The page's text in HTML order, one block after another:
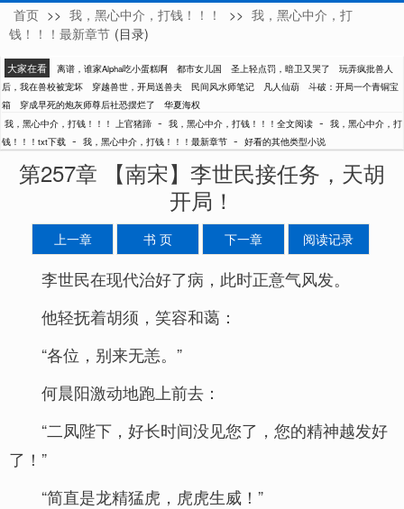
上官猪蹄
首页 >> 我，黑心中介，打钱！！！ >> 我，黑心中介，打
钱！！！最新章节 (目录)
大家在看 离谱，谁家Alpha吃小蛋糕啊 都市女儿国 圣上轻点罚，暗卫又哭了
玩弄疯批兽人
后，我在兽校被宠坏
穿越兽世，开局送兽夫 民间风水师笔记 凡人仙葫
斗破：开局一个青铜宝
箱
穿成早死的炮灰师尊后社恐摆烂了
华夏海权
我，黑心中介，打钱！！！ 上官猪蹄 - 我，黑心中介，打钱！！！全文阅读 - 我，黑心中介，打
钱！！！txt下载 - 我，黑心中介，打钱！！！最新章节 - 好看的其他类型小说
第257章 【南宋】李世民接任务，天胡
开局！
上一章 书 页 下一章 阅读记录
李世民在现代治好了病，此时正意气风发。
他轻抚着胡须，笑容和蔼：
“各位，别来无恙。”
何晨阳激动地跑上前去：
“二凤陛下，好长时间没见您了，您的精神越发好
了！”
“简直是龙精猛虎，虎虎生威！”